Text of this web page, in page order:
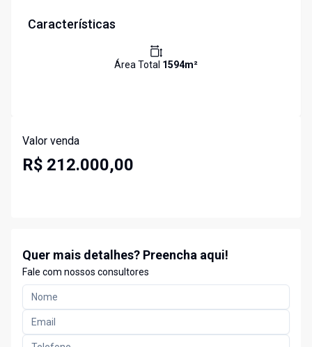
Características
Área Total 1594m²
Valor venda
R$ 212.000,00
Quer mais detalhes? Preencha aqui!
Fale com nossos consultores